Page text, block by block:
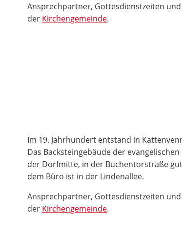
Ansprechpartner, Gottesdienstzeiten
der Kirchengemeinde.
Im 19. Jahrhundert entstand in
Das Backsteingebäude der
der Dorfmitte, in der Buchentorstraße
dem Büro ist in der Lindenallee.
Ansprechpartner, Gottesdienstzeiten
der Kirchengemeinde.